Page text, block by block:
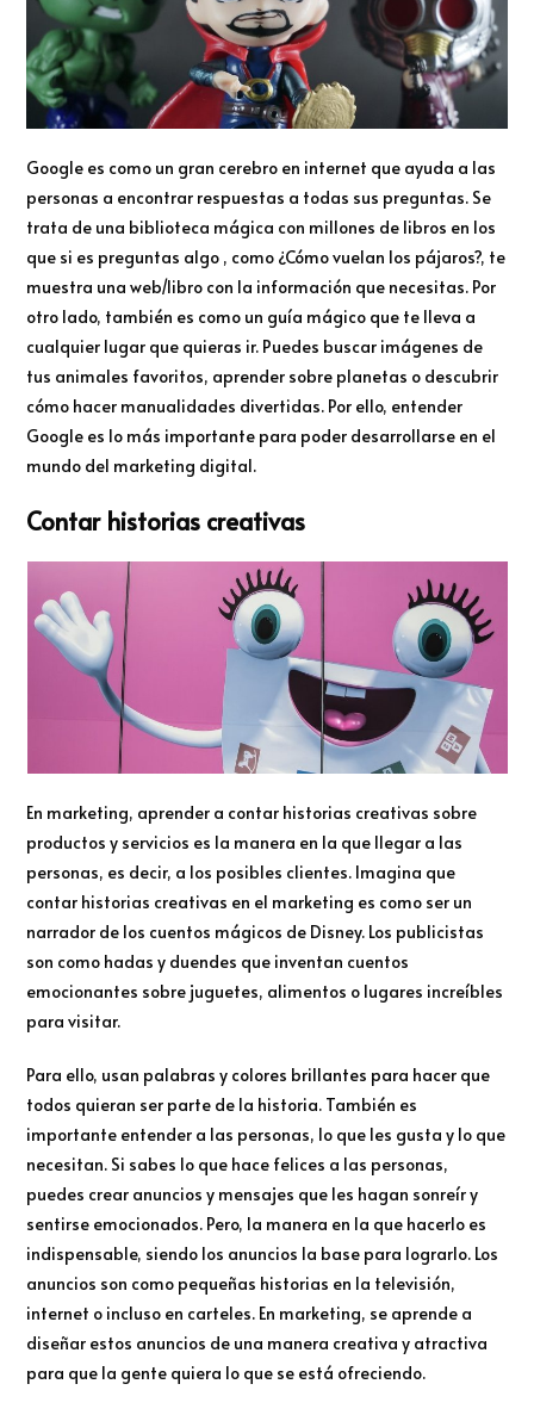
Google es como un gran cerebro en internet que ayuda a las
personas a encontrar respuestas a todas sus preguntas. Se
trata de una biblioteca mágica con millones de libros en los
que si es preguntas algo , como ¿Cómo vuelan los pájaros?, te
muestra una web/libro con la información que necesitas. Por
otro lado, también es como un guía mágico que te lleva a
cualquier lugar que quieras ir. Puedes buscar imágenes de
tus animales favoritos, aprender sobre planetas o descubrir
cómo hacer manualidades divertidas. Por ello, entender
Google es lo más importante para poder desarrollarse en el
mundo del marketing digital.
Contar historias creativas
En marketing, aprender a contar historias creativas sobre
productos y servicios es la manera en la que llegar a las
personas, es decir, a los posibles clientes. Imagina que
contar historias creativas en el marketing es como ser un
narrador de los cuentos mágicos de Disney. Los publicistas
son como hadas y duendes que inventan cuentos
emocionantes sobre juguetes, alimentos o lugares increíbles
para visitar.
Para ello, usan palabras y colores brillantes para hacer que
todos quieran ser parte de la historia. También es
importante entender a las personas, lo que les gusta y lo que
necesitan. Si sabes lo que hace felices a las personas,
puedes crear anuncios y mensajes que les hagan sonreír y
sentirse emocionados. Pero, la manera en la que hacerlo es
indispensable, siendo los anuncios la base para lograrlo. Los
anuncios son como pequeñas historias en la televisión,
internet o incluso en carteles. En marketing, se aprende a
diseñar estos anuncios de una manera creativa y atractiva
para que la gente quiera lo que se está ofreciendo.